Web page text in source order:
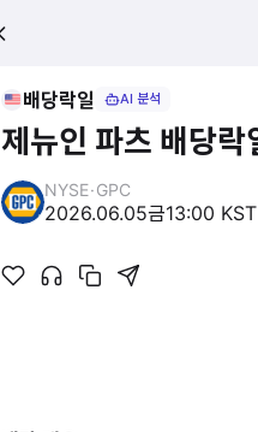
배당락일 AI 분석
제뉴인 파츠 배당락
NYSE·GPC
2026.06.05금13:00 KST